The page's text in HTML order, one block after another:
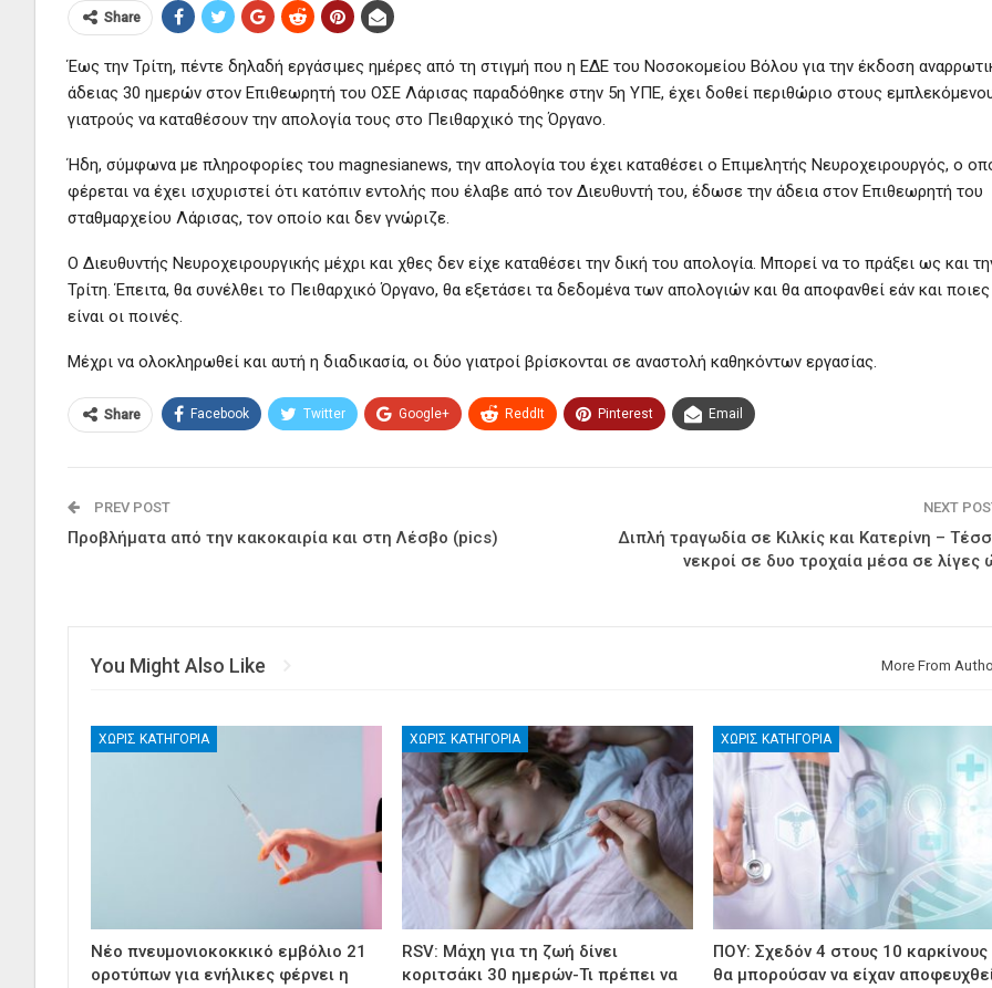
Share
Έως την Τρίτη, πέντε δηλαδή εργάσιμες ημέρες από τη στιγμή που η ΕΔΕ του Νοσοκομείου Βόλου για την έκδοση
άδειας 30 ημερών στον Επιθεωρητή του ΟΣΕ Λάρισας παραδόθηκε στην 5η ΥΠΕ, έχει δοθεί περιθώριο στους
γιατρούς να καταθέσουν την απολογία τους στο Πειθαρχικό της Όργανο.
Ήδη, σύμφωνα με πληροφορίες του magnesianews, την απολογία του έχει καταθέσει ο Επιμελητής Νευροχειρουργός, ο
φέρεται να έχει ισχυριστεί ότι κατόπιν εντολής που έλαβε από τον Διευθυντή του, έδωσε την άδεια στον Επιθεωρητή του
σταθμαρχείου Λάρισας, τον οποίο και δεν γνώριζε.
Ο Διευθυντής Νευροχειρουργικής μέχρι και χθες δεν είχε καταθέσει την δική του απολογία. Μπορεί να το πράξει ως και
Τρίτη. Έπειτα, θα συνέλθει το Πειθαρχικό Όργανο, θα εξετάσει τα δεδομένα των απολογιών και θα αποφανθεί εάν και
είναι οι ποινές.
Μέχρι να ολοκληρωθεί και αυτή η διαδικασία, οι δύο γιατροί βρίσκονται σε αναστολή καθηκόντων εργασίας.
Share Facebook Twitter Google+ ReddIt Pinterest Email
PREV POST
Προβλήματα από την κακοκαιρία και στη Λέσβο (pics)
NEXT
Διπλή τραγωδία σε Κιλκίς και Κατερίνη –
νεκροί σε δυο τροχαία μέσα σε λίγες
You Might Also Like More From
ΧΩΡΊΣ ΚΑΤΗΓΟΡΊΑ
Νέο πνευμονιοκοκκικό εμβόλιο 21
οροτύπων για ενήλικες φέρνει η
ΧΩΡΊΣ ΚΑΤΗΓΟΡΊΑ
RSV: Μάχη για τη ζωή δίνει
κοριτσάκι 30 ημερών-Τι πρέπει να
ΧΩΡΊΣ ΚΑΤΗΓΟΡΊΑ
ΠΟΥ: Σχεδόν 4 στους 10 καρκίνους
θα μπορούσαν να είχαν